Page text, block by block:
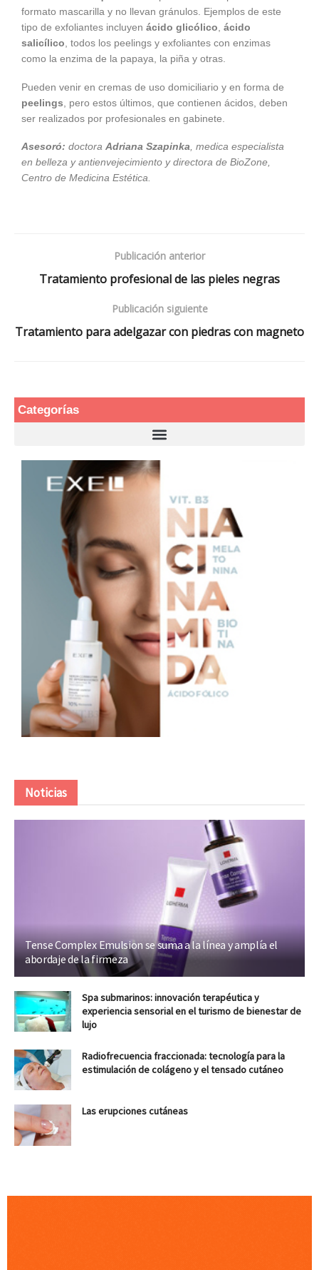
formato mascarilla y no llevan gránulos. Ejemplos de este
tipo de exfoliantes incluyen ácido glicólico ácido
salicílico , todos los peelings y exfoliantes con enzimas
como la enzima de la papaya, la piña y otras.
Pueden venir en cremas de uso domiciliario y en forma de
peelings , pero estos últimos, que contienen ácidos, deben
ser realizados por profesionales en gabinete.
Asesoró: doctora Adriana Szapinka , medica especialista
en belleza y antienvejecimiento y directora de BioZone,
Centro de Medicina Estética.
Publicación anterior
Tratamiento profesional de las pieles negras
Publicación siguiente
Tratamiento para adelgazar con piedras con magneto
Categorías
Noticias
Tense Complex Emulsion se suma a la línea y amplía el
abordaje de la firmeza
Spa submarinos: innovación terapéutica y
experiencia sensorial en el turismo de bienestar de
lujo
Radiofrecuencia fraccionada: tecnología para la
estimulación de colágeno y el tensado cutáneo
Las erupciones cutáneas